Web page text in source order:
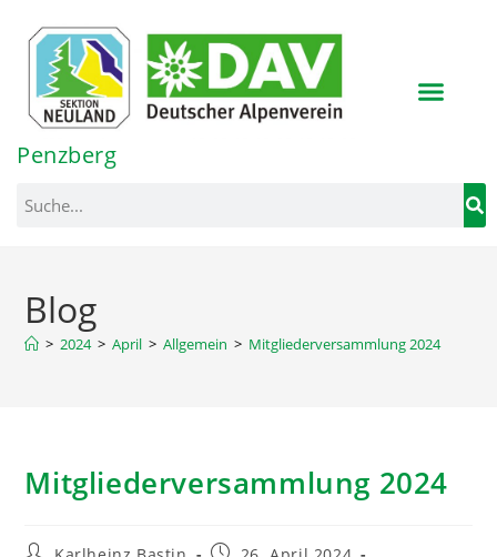
springen
Penzberg
Blog
> 2024 > April > Allgemein > Mitgliederversammlung 2024
Mitgliederversammlung 2024